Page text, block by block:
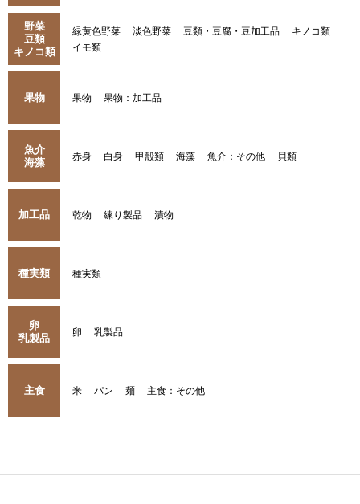
野菜
豆類
キノコ類
緑黄色野菜 淡色野菜 豆類・豆腐・豆加工品
キノコ類
イモ類
果物 果物 果物：加工品
魚介
海藻
赤身 白身 甲殻類 海藻 魚介：その他 貝類
加工品 乾物 練り製品 漬物
種実類 種実類
卵
乳製品
卵 乳製品
主食 米 パン 麺 主食：その他